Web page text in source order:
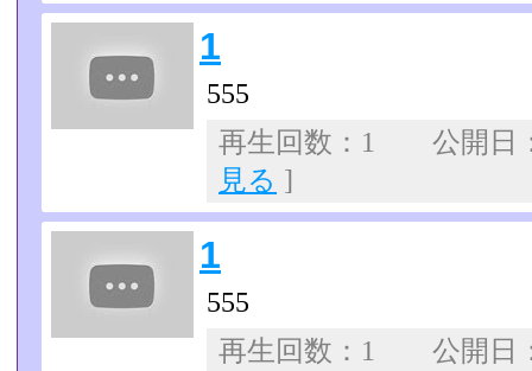
1
555
再生回数：1 公開
見る ]
1
555
再生回数：1 公開